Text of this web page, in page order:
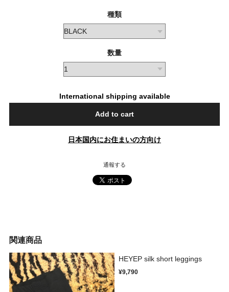
種類
数量
International shipping available
Add to cart
日本国内にお住まいの方向け
通報する
関連商品
HEYEP silk short leggings
¥9,790